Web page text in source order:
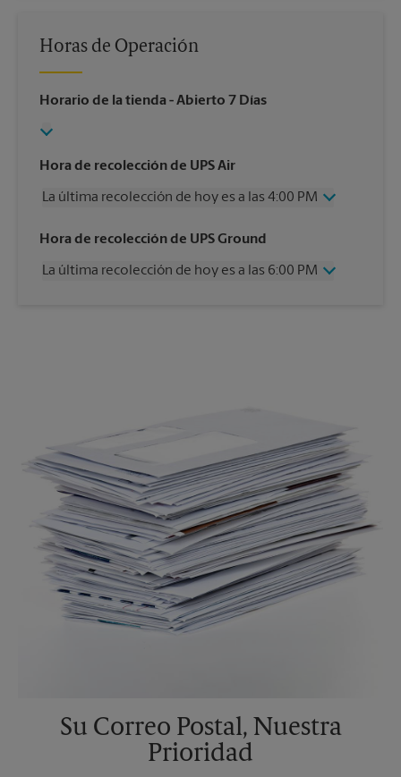
Horas de Operación
Horario de la tienda - Abierto 7 Días
Hora de recolección de UPS Air
La última recolección de hoy es a las 4:00 PM
Miércoles
4:00 PM
Viernes
4:00 PM
Hora de recolección de UPS Ground
La última recolección de hoy es a las 6:00 PM
6:00 PM
Su Correo Postal, Nuestra
Prioridad